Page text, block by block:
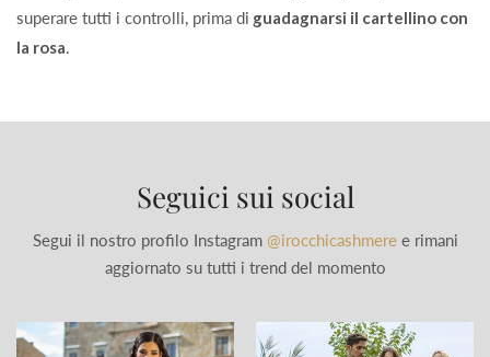
superare tutti i controlli, prima di guadagnarsi il cartellino con
la rosa.
Seguici sui social
Segui il nostro profilo Instagram @irocchicashmeree rimani
aggiornato su tutti i trend del momento